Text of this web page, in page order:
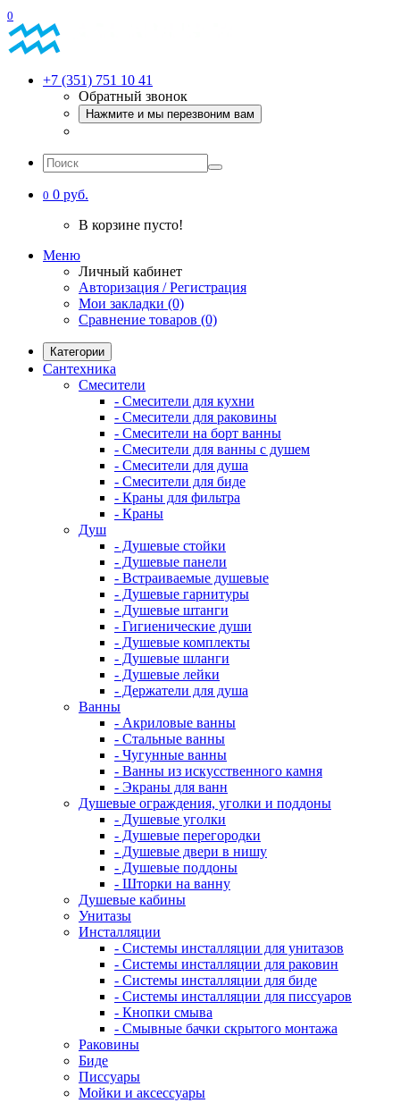
0
+7 (351) 751 10 41
Обратный звонок
Нажмите и мы перезвоним вам
0 0 руб.
В корзине пусто!
Меню
Личный кабинет
Авторизация / Регистрация
Мои закладки (0)
Сравнение товаров (0)
Категории
Сантехника
Смесители
- Смесители для кухни
- Смесители для раковины
- Смесители на борт ванны
- Смесители для ванны с душем
- Смесители для душа
- Смесители для биде
- Краны для фильтра
- Краны
Душ
- Душевые стойки
- Душевые панели
- Встраиваемые душевые
- Душевые гарнитуры
- Душевые штанги
- Гигиенические души
- Душевые комплекты
- Душевые шланги
- Душевые лейки
- Держатели для душа
Ванны
- Акриловые ванны
- Стальные ванны
- Чугунные ванны
- Ванны из искусственного камня
- Экраны для ванн
Душевые ограждения, уголки и поддоны
- Душевые уголки
- Душевые перегородки
- Душевые двери в нишу
- Душевые поддоны
- Шторки на ванну
Душевые кабины
Унитазы
Инсталляции
- Системы инсталляции для унитазов
- Системы инсталляции для раковин
- Системы инсталляции для биде
- Системы инсталляции для писсуаров
- Кнопки смыва
- Смывные бачки скрытого монтажа
Раковины
Биде
Писсуары
Мойки и аксессуары